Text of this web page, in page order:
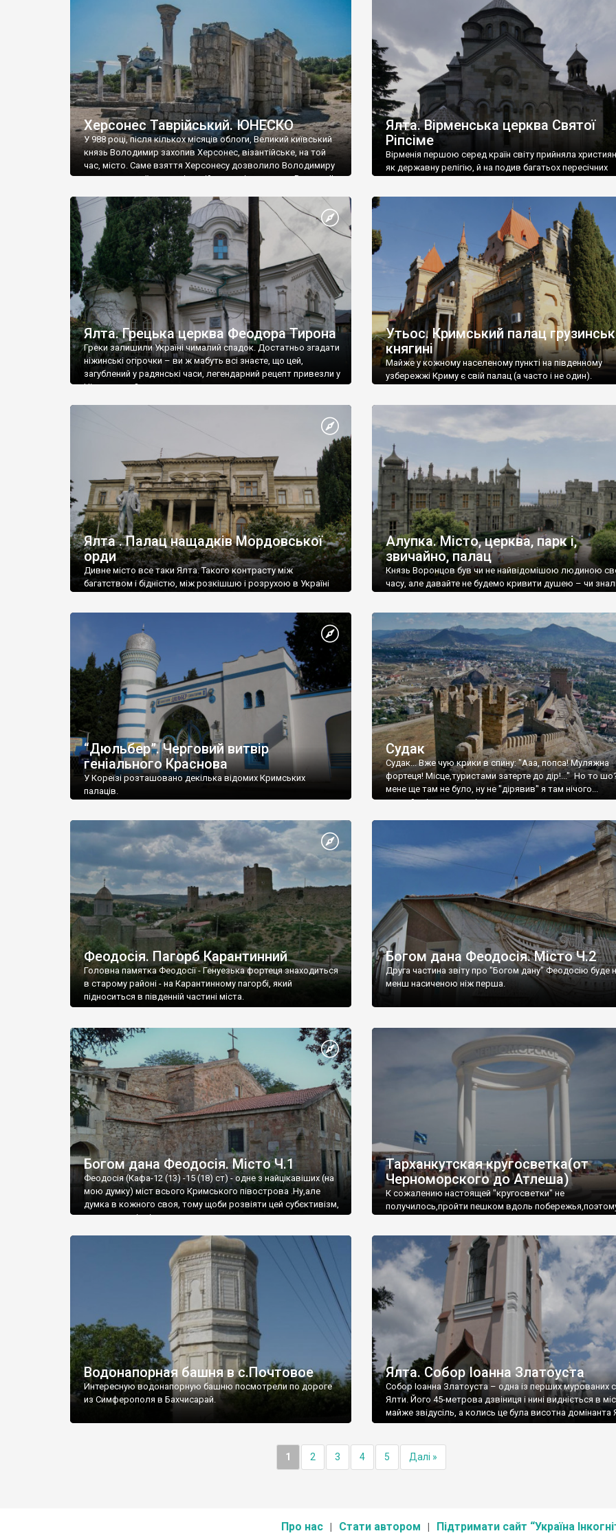
візантійської доби. Раритети викрадені з фондів об’єкту
культурної спадщини ЮНЕСКО «Херсонеса Таврійського».
Офіційно – на виставку «Золото Візантії», але експерти та
влада в Україні вважають це лише […]
називаються «повстяками» (postaki)…” “Вино. Крим
виробляє відмінне вино і його вдосталь: воно все
легке біле і дуже […]
Херсонес Таврійський. ЮНЕСКО
У 988 році, після кількох місяців облоги, Великий київський
князь Володимир захопив Херсонес, візантійське, на той
час, місто. Саме взяття Херсонесу дозволило Володимиру
диктувати свої умови візантійському імператору Василю ІІ,
Херсонесі Володимир-язичник, став Василем-
християнином. А потім було Хрещення Русі. На честь
Херсонесу Таврійського названо місто […]
Ялта. Вірменська церква Святої
Ріпсіме
Вірменія першою серед країн світу прийняла
як державну релігію, й на подив багатьох пересічних
Ялта. Грецька церква Феодора Тирона
Греки залишили Україні чималий спадок. Достатньо згадати
ніжинські огірочки – ви ж мабуть всі знаєте, що цей,
загублений у радянські часи, легендарний рецепт привезли у
Ніжин греки?
Утьос. Кримський палац
княгині
Майже у кожному населеному пункті на південному
узбережжі Криму є свій палац (а часто і не один).
Ялта . Палац нащадків Мордовської
орди
Дивне місто все таки Ялта. Такого контрасту між
багатством і бідністю, між розкішшю і розрухою в Україні
Алупка. Місто, церква, парк і,
звичайно, палац
Князь Воронцов був чи не найвідомішою людиною
часу, але давайте не будемо кривити душею – чи
“Дюльбер”. Черговий витвір
геніального Краснова
У Кореїзі розташовано декілька відомих Кримських
палаців.
Судак
Судак... Вже чую крики в спину: "Ааа, попса! Муляжна
фортеця! Місце,туристами затерте до дір!..." Но то
мене ще там не було, ну не "дірявив" я там нічого...
принаймні до цього літа.
Феодосія. Пагорб Карантинний
Головна памятка Феодосії - Генуезька фортеця знаходиться
в старому районі - на Карантинному пагорбі, який
підноситься в південній частині міста.
Богом дана Феодосія. Місто Ч.2
Друга частина звіту про "Богом дану" Феодосію буде
менш насиченою ніж перша.
Богом дана Феодосія. Місто Ч.1
Феодосія (Кафа-12 (13) -15 (18) ст) - одне з найцікавіших (на
мою думку) міст всього Кримського півострова .Ну,але
думка в кожного своя, тому щоби розвіяти цей субєктивізм,
запрошую відвідати це
Тарханкутская кругосветка(от
Черноморского до Атлеша)
К сожалению настоящей "кругосветки" не
получилось,пройти пешком вдоль
Водонапорная башня в с.Почтовое
Интересную водонапорную башню посмотрели по дороге
из Симферополя в Бахчисарай.
Ялта. Собор Іоанна Златоуста
Собор Іоанна Златоуста – одна із перших мурованих
Ялти. Його 45-метрова дзвіниця і нині видніється в
майже звідусіль, а колись це була висотна домінанта
1 2 3 4 5 Далі »
Про нас Стати автором Підтримати сайт “Україна